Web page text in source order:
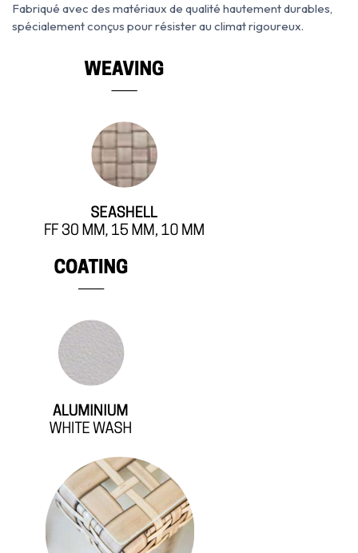
Fabriqué avec des matériaux de qualité hautement durables,
spécialement conçus pour résister au climat rigoureux.